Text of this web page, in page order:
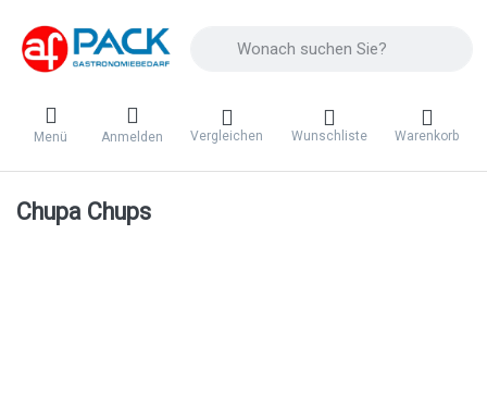
Menü Anmelden Vergleichen Wunschliste Warenkorb
Chupa Chups